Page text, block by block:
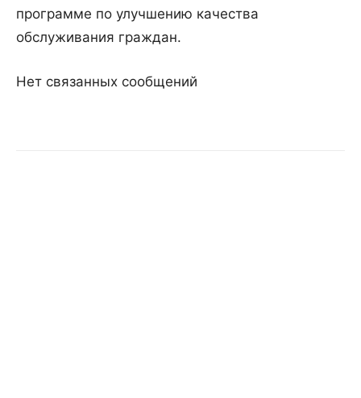
программе по улучшению качества
обслуживания граждан.
Нет связанных сообщений